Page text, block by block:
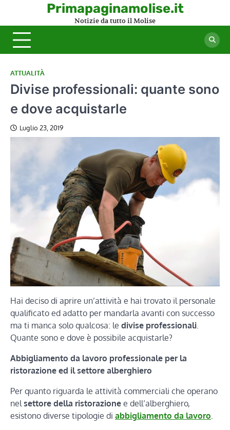
content
Primapaginamolise.it
Notizie da tutto il Molise
ATTUALITÀ
Divise professionali: quante sono
e dove acquistarle
Luglio 23, 2019
Hai deciso di aprire un’attività e hai trovato il personale
qualificato ed adatto per mandarla avanti con successo
ma ti manca solo qualcosa: le divise professionali
Quante sono e dove è possibile acquistarle?
Abbigliamento da lavoro professionale per la
ristorazione ed il settore alberghiero
Per quanto riguarda le attività commerciali che operano
nel settore della ristorazione e dell’alberghiero,
esistono diverse tipologie di abbigliamento da lavoro